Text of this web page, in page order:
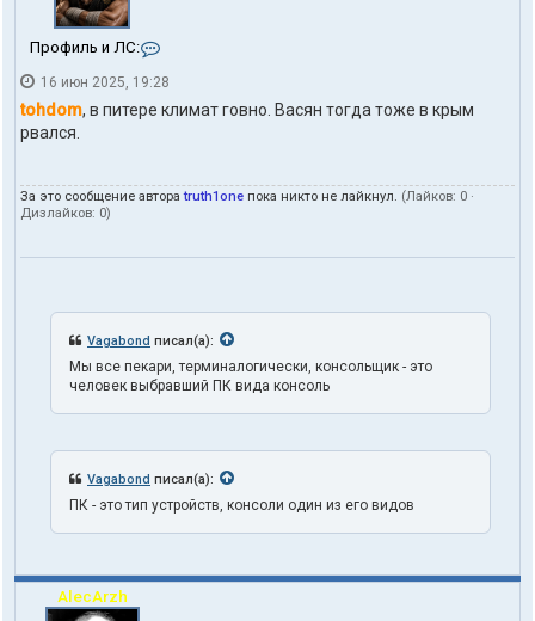
Профиль и ЛС:
н
т
а
п
ь
в
т
е
л
r
t
h
e
16 июн 2025, 19:28
tohdom, в питере климат говно. Васян тогда тоже в крым
рвался.
За это сообщение автораtruth1one пока никто не лайкнул. (Лайков: 0 ·
Дизлайков: 0)
Vagabond писал(а):
Мы все пекари, терминалогически, консольщик - это
человек выбравший ПК вида консоль
Vagabond писал(а):
ПК - это тип устройств, консоли один из его видов
AlecArzh